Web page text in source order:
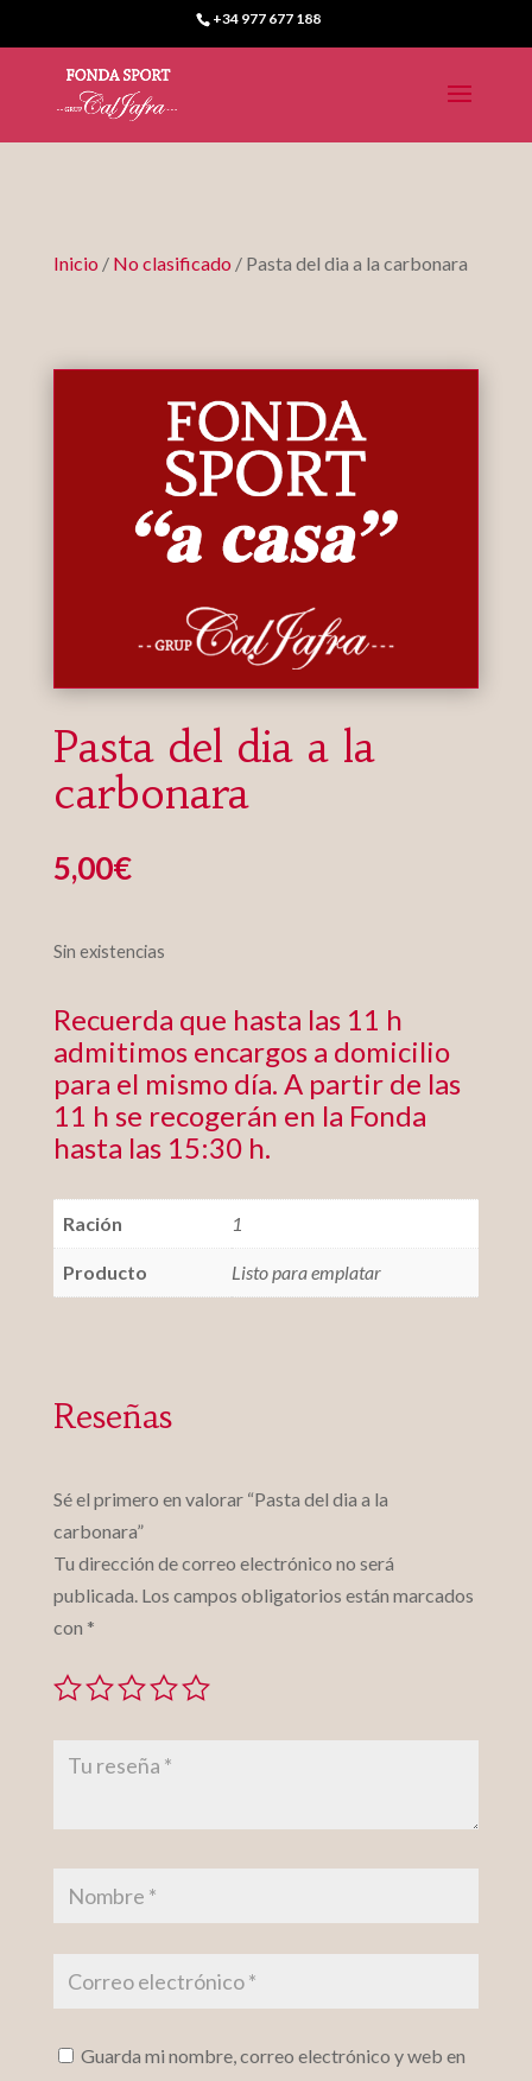
+34 977 677 188
Inicio / No clasificado / Pasta del dia a la carbonara
Pasta del dia a la
carbonara
5,00€
Sin existencias
Recuerda que hasta las 11 h
admitimos encargos a domicilio
para el mismo día. A partir de las
11 h se recogerán en la Fonda
hasta las 15:30 h.
Ración 1
Producto Listo para emplatar
Reseñas
Sé el primero en valorar “Pasta del dia a la
carbonara”
Tu dirección de correo electrónico no será
publicada. Los campos obligatorios están marcados
con *
Guarda mi nombre, correo electrónico y web en